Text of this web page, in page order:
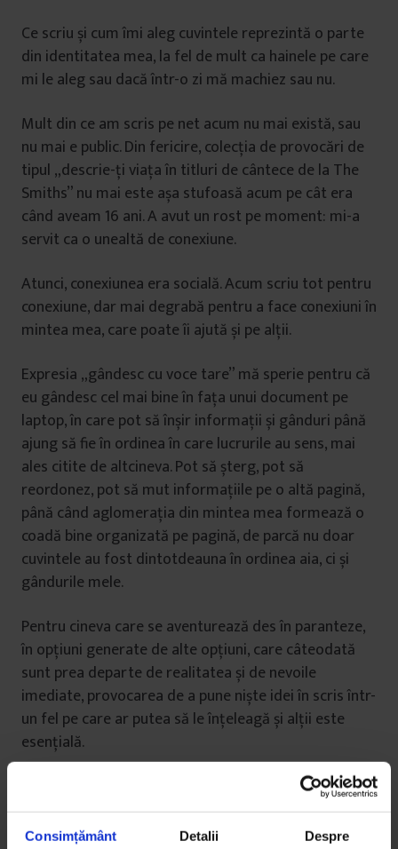
Consimțământ Detalii Despre
Ce scriu ș­i cum îmi aleg cuvintele reprezintă o parte
din identitatea mea, la fel de mult ca hainele pe care
mi le aleg sau dacă într-o zi mă machiez sau nu.
Mult din ce am scris pe net acum nu mai există, sau
nu mai e public. Din fericire, colecția de provocări de
tipul „descrie-ți viața în titluri de cântece de la The
Smiths” nu mai este așa stufoasă acum pe cât era
când aveam 16 ani. A avut un rost pe moment: mi-a
servit ca o unealtă de conexiune.
Atunci, conexiunea era socială. Acum scriu tot pentru
conexiune, dar mai degrabă pentru a face conexiuni în
mintea mea, care poate îi ajută și pe alții.
Expresia „gândesc cu voce tare” mă sperie pentru că
eu gândesc cel mai bine în fața unui document pe
laptop, în care pot să înșir informații și gânduri până
ajung să fie în ordinea în care lucrurile au sens, mai
ales citite de altcineva. Pot să șterg, pot să
reordonez, pot să mut informațiile pe o altă pagină,
până când aglomerația din mintea mea formează o
coadă bine organizată pe pagină, de parcă nu doar
cuvintele au fost dintotdeauna în ordinea aia, ci și
gândurile mele.
Pentru cineva care se aventurează des în paranteze,
în opțiuni generate de alte opțiuni, care câteodată
sunt prea departe de realitatea și de nevoile
imediate, provocarea de a pune niște idei în scris într-
un fel pe care ar putea să le înțeleagă și alții este
esențială.
După ce am ordonat ideile, le trimit în lume, pentru că
vreau un răspuns.